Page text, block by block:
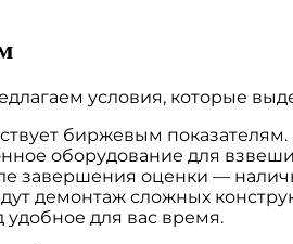
условия, которые
биржевым показателям.
оборудование для
завершения оценки —
демонтаж сложных
для вас время.